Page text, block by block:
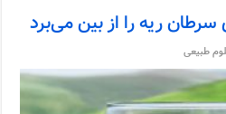
ریه را از بین می‌برد
طبیعی